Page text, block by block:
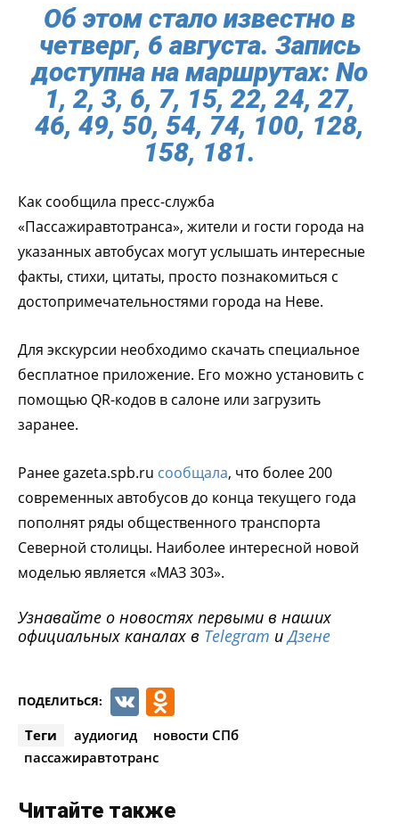
Об этом стало известно в
четверг, 6 августа. Запись
доступна на маршрутах: No
1, 2, 3, 6, 7, 15, 22, 24, 27,
46, 49, 50, 54, 74, 100, 128,
158, 181.
Как сообщила пресс-служба
«Пассажиравтотранса», жители и гости города на
указанных автобусах могут услышать интересные
факты, стихи, цитаты, просто познакомиться с
достопримечательностями города на Неве.
Для экскурсии необходимо скачать специальное
бесплатное приложение. Его можно установить с
помощью QR-кодов в салоне или загрузить
заранее.
Ранее gazeta.spb.ru сообщала, что более 200
современных автобусов до конца текущего года
пополнят ряды общественного транспорта
Северной столицы. Наиболее интересной новой
моделью является «МАЗ 303».
Узнавайте о новостях первыми в наших
официальных каналах в Telegram иДзене
ПОДЕЛИТЬСЯ: VK
Теги аудиогид
новости СПб
пассажиравтотранс
Читайте также